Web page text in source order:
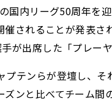
国内リーグ50周年を
されることが発表
が出席した「プレー
プテンらが登壇し、
ズンと比べてチーム